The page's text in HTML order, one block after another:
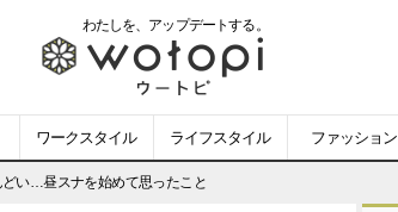
わたしを、 アップデートする。
wotopi
-
ウ
ワークスタイル ライフスタイル ファッション
どい…昼スナを始めて思ったこと